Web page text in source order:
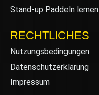
Stand-up Paddeln lernen
RECHTLICHES
Nutzungsbedingungen
Datenschutzerklärung
Impressum